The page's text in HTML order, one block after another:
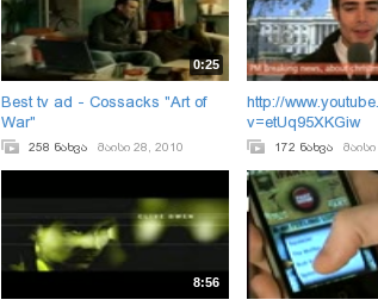
0:25
Best tv ad - Cossacks "Art of
War"
258 ნახვა მაისი 28, 2010
http://
v=etUq95XKGiw
172 ნახვა
8:56